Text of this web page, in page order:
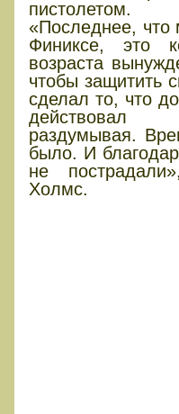
пистолетом.
«Последнее, что
Финиксе, это
возраста
чтобы
сделал то, что
раздумывая.
было. И
не
Холмс.